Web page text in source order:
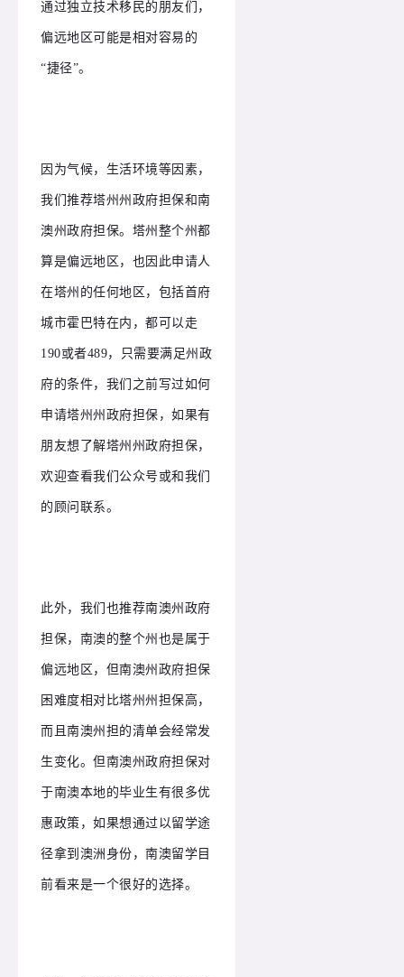
通过独立技术移民的朋友们，
偏远地区可能是相对容易的
“捷径”。
因为气候，生活环境等因素，
我们推荐塔州州政府担保和南
澳州政府担保。塔州整个州都
算是偏远地区，也因此申请人
在塔州的任何地区，包括首府
城市霍巴特在内，都可以走
190或者489，只需要满足州政
府的条件，我们之前写过如何
申请塔州州政府担保，如果有
朋友想了解塔州州政府担保，
欢迎查看我们公众号或和我们
的顾问联系。
此外，我们也推荐南澳州政府
担保，南澳的整个州也是属于
偏远地区，但南澳州政府担保
困难度相对比塔州州担保高，
而且南澳州担的清单会经常发
生变化。但南澳州政府担保对
于南澳本地的毕业生有很多优
惠政策，如果想通过以留学途
径拿到澳洲身份，南澳留学目
前看来是一个很好的选择。